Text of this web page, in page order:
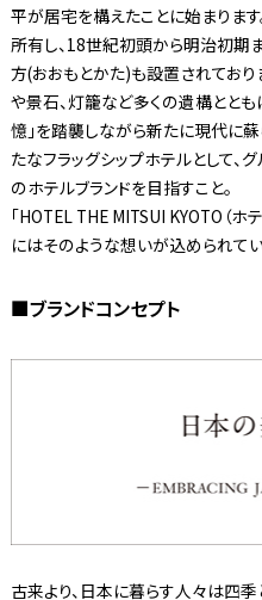
平が居宅を構えたことに始まりま
所有し、18世紀初頭から明治初
方(おおもとかた)も設置されてお
や景石、灯籠など多くの遺構とと
憶」を踏襲しながら新たに現代に蘇
たなフラッグシップホテルとして
のホテルブランドを目指すこと。
「HOTEL THE MITSUI KYOTO（ホ
にはそのような想いが込められてい
■ブランドコンセプト
古来より、日本に暮らす人々は四